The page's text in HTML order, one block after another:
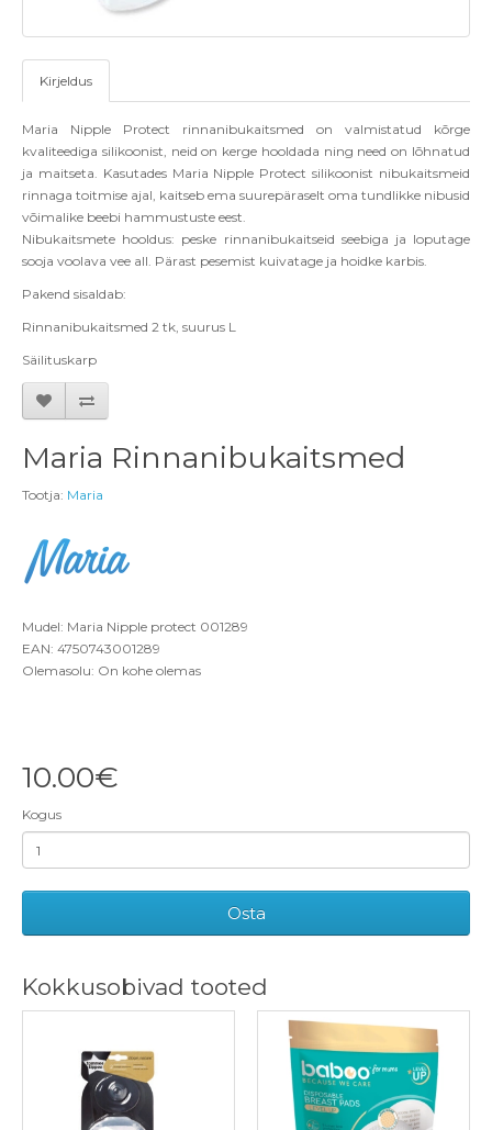
Kirjeldus
Maria Nipple Protect rinnanibukaitsmed on valmistatud kõrge
kvaliteediga silikoonist, neid on kerge hooldada ning need on lõhnatud
ja maitseta. Kasutades Maria Nipple Protect silikoonist nibukaitsmeid
rinnaga toitmise ajal, kaitseb ema suurepäraselt oma tundlikke nibusid
võimalike beebi hammustuste eest.
Nibukaitsmete hooldus: peske rinnanibukaitseid seebiga ja loputage
sooja voolava vee all. Pärast pesemist kuivatage ja hoidke karbis.
Pakend sisaldab:
Rinnanibukaitsmed 2 tk, suurus L
Säilituskarp
Maria Rinnanibukaitsmed
Tootja: Maria
Mudel: Maria Nipple protect 001289
EAN: 4750743001289
Olemasolu: On kohe olemas
10.00€
Kogus
Osta
Kokkusobivad tooted